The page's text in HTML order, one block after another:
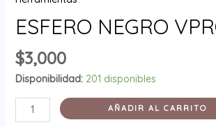
ESFERO NEGRO
$3,000
Disponibilidad: 201 disponibles
AÑADIR AL CARRITO